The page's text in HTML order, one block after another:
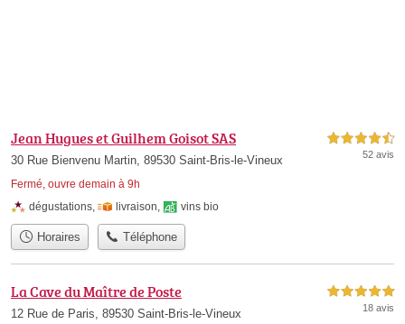
Jean Hugues et Guilhem Goisot SAS
30 Rue Bienvenu Martin, 89530 Saint-Bris-le-Vineux
Fermé, ouvre demain à 9h
4,5 étoiles sur 5
52 avis
dégustations, livraison, vins bio
Horaires Téléphone
La Cave du Maître de Poste
12 Rue de Paris, 89530 Saint-Bris-le-Vineux
5,0 étoiles sur 5
18 avis